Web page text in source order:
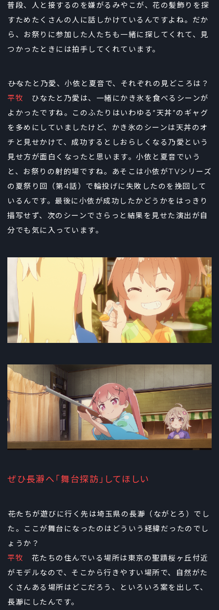
普段、人と接するのを嫌がるみやこが、花の髪飾りを探
すためたくさんの人に話しかけているんですよね。だか
ら、お祭りに参加した人たちも一緒に探してくれて、見
つかったときには拍手してくれています。
――ひなたと乃愛、小依と夏音で、それぞれの見どころは？
平牧 ひなたと乃愛は、一緒にかき氷を食べるシーンが
よかったですね。このふたりはいわゆる“天丼”のギャグ
を多めにしていましたけど、かき氷のシーンは天丼のオ
チと見せかけて、成功するとしおらしくなる乃愛という
見せ方が面白くなったと思います。小依と夏音でいう
と、お祭りの射的場ですね。あそこは小依がTVシリーズ
の夏祭り回（第4話）で輪投げに失敗したのを挽回して
いるんです。最後に小依が成功したかどうかをはっきり
描写せず、次のシーンでさらっと結果を見せた演出が自
分でも気に入っています。
ぜひ長瀞へ「舞台探訪」してほしい
――花たちが遊びに行く先は埼玉県の長瀞（ながとろ）でし
た。ここが舞台になったのはどういう経緯だったのでし
ょうか？
平牧 花たちの住んでいる場所は東京の聖蹟桜ヶ丘付近
がモデルなので、そこから行きやすい場所で、自然がた
くさんある場所はどこだろう、といろいろ案を出して、
長瀞にしたんです。